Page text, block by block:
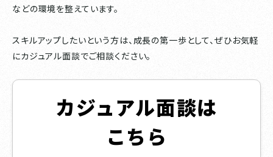
などの環境を整えています。
スキルアップしたいという方は、成長の第一歩として、ぜひお気軽
にカジュアル面談でご相談ください。
カジュアル面談は
こちら